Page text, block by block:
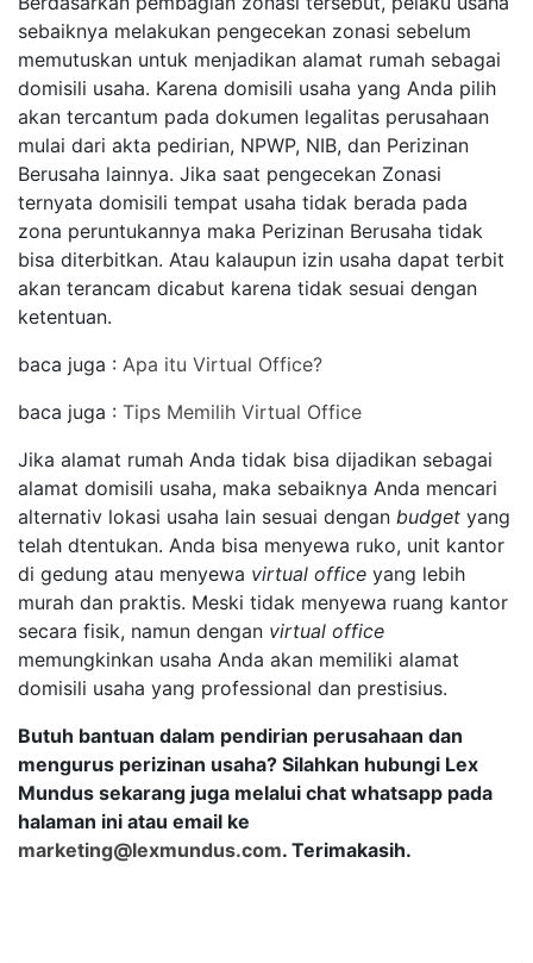
sebaiknya melakukan pengecekan zonasi sebelum
memutuskan untuk menjadikan alamat rumah sebagai
domisili usaha. Karena domisili usaha yang Anda pilih
akan tercantum pada dokumen legalitas perusahaan
mulai dari akta pedirian, NPWP, NIB, dan Perizinan
Berusaha lainnya. Jika saat pengecekan Zonasi
ternyata domisili tempat usaha tidak berada pada
zona peruntukannya maka Perizinan Berusaha tidak
bisa diterbitkan. Atau kalaupun izin usaha dapat terbit
akan terancam dicabut karena tidak sesuai dengan
ketentuan.
baca juga : Apa itu Virtual Office?
baca juga : Tips Memilih Virtual Office
Jika alamat rumah Anda tidak bisa dijadikan sebagai
alamat domisili usaha, maka sebaiknya Anda mencari
alternativ lokasi usaha lain sesuai dengan budget yang
telah dtentukan. Anda bisa menyewa ruko, unit kantor
di gedung atau menyewa virtual office yang lebih
murah dan praktis. Meski tidak menyewa ruang kantor
secara fisik, namun dengan virtual office
memungkinkan usaha Anda akan memiliki alamat
domisili usaha yang professional dan prestisius.
Butuh bantuan dalam pendirian perusahaan dan
mengurus perizinan usaha? Silahkan hubungi Lex
Mundus sekarang juga melalui chat whatsapp pada
halaman ini atau email ke
marketing@lexmundus.com. Terimakasih.